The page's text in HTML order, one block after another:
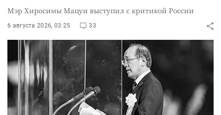
Мэр Хиросимы Мацуи выступил с критикой России
6 августа 2026, 03:25 33